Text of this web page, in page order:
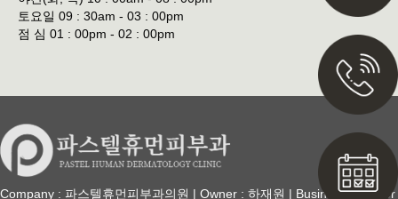
토요일 09 : 30am - 03 : 00pm
점 심 01 : 00pm - 02 : 00pm
Company : 파스텔휴먼피부과의원 | Owner : 하재원 | Business Number